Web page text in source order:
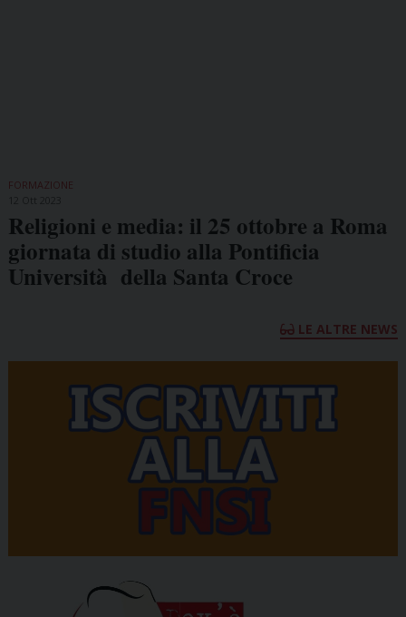
FORMAZIONE
Religioni e media: il 25 ottobre a Roma
giornata di studio alla Pontificia
Università della Santa Croce
LE ALTRE NEWS